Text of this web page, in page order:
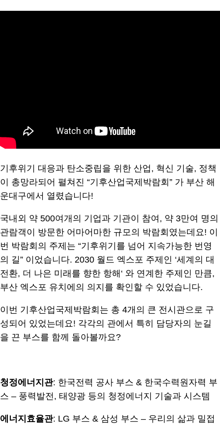
기후위기 대응과 탄소중립을 위한 산업, 혁신 기술, 정책
이 총망라되어 펼쳐진 “기후산업국제박람회” 가 부산 해
운대구에서 열렸습니다!
국내외 약 500여개의 기업과 기관이 참여, 약 3만여 명의
관람객이 방문한 어마어마한 규모의 박람회였는데요! 이
번 박람회의 주제는 “기후위기를 넘어 지속가능한 번영
의 길” 이었습니다. 2030 월드 엑스포 주제인 ‘세계의 대
전환, 더 나은 미래를 향한 항해‘ 와 연계한 주제인 만큼,
부산 엑스포 유치에의 의지를 확인할 수 있었습니다.
이번 기후산업국제박람회는 총 4개의 큰 전시관으로 구
성되어 있었는데요! 각각의 관에서 특히 담당자의 눈길
을 끈 부스를 함께 돌아볼까요?
청정에너지관: 한국전력 공사 부스 & 한국수력원자력 부
스 – 풍력발전, 태양광 등의 청정에너지 기술과 시스템
에너지효율관: LG 부스 & 삼성 부스 – 우리의 삶과 밀접